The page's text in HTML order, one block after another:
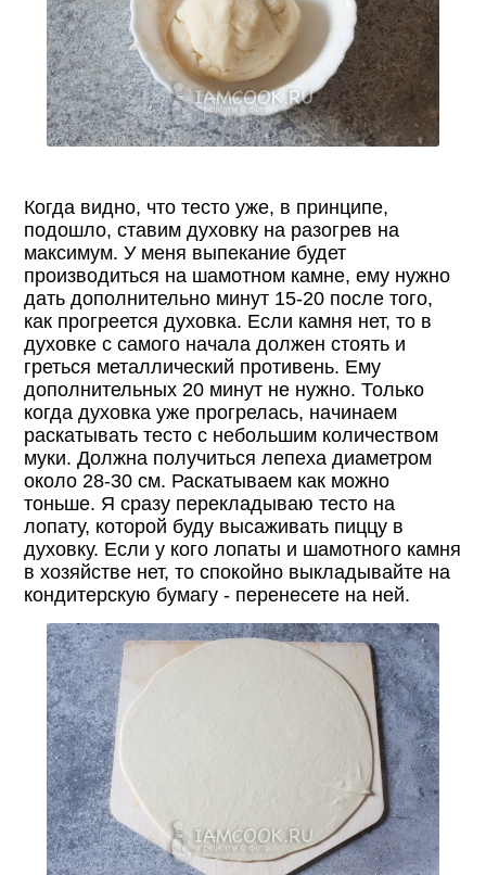
Когда видно, что тесто уже, в принципе,
подошло, ставим духовку на разогрев на
максимум. У меня выпекание будет
производиться на шамотном камне, ему нужно
дать дополнительно минут 15-20 после того,
как прогреется духовка. Если камня нет, то в
духовке с самого начала должен стоять и
греться металлический противень. Ему
дополнительных 20 минут не нужно. Только
когда духовка уже прогрелась, начинаем
раскатывать тесто с небольшим количеством
муки. Должна получиться лепеха диаметром
около 28-30 см. Раскатываем как можно
тоньше. Я сразу перекладываю тесто на
лопату, которой буду высаживать пиццу в
духовку. Если у кого лопаты и шамотного камня
в хозяйстве нет, то спокойно выкладывайте на
кондитерскую бумагу - перенесете на ней.